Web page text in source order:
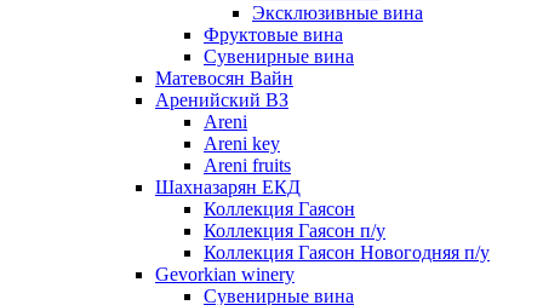
Эксклюзивные вина
Фруктовые вина
Cувенирные вина
Матевосян Вайн
Аренийский ВЗ
Areni
Areni key
Areni fruits
Шахназарян ЕКД
Коллекция Гаясон
Коллекция Гаясон п/у
Коллекция Гаясон Новогодняя п/у
Gevorkian winery
Сувенирные вина